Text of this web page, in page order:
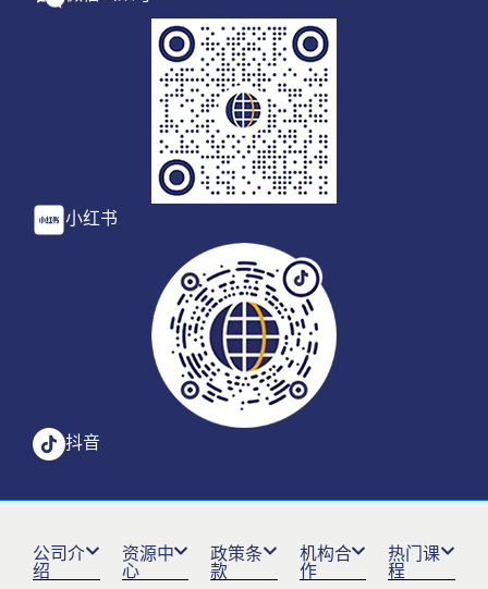
小红书
抖音
公司介
绍
资源中
心
政策条
款
机构合
作
热门课
程